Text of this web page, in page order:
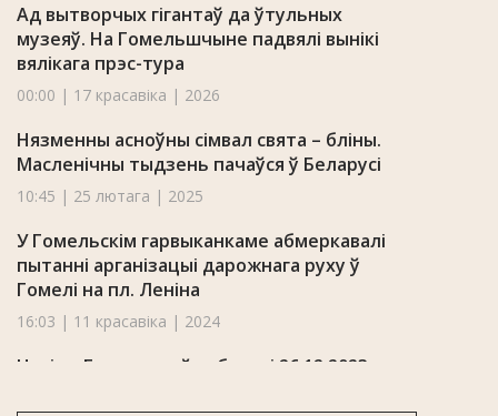
Ад вытворчых гігантаў да ўтульных
музеяў. На Гомельшчыне падвялі вынікі
вялікага прэс-тура
00:00 | 17 красавіка | 2026
Нязменны асноўны сімвал свята – бліны.
Масленічны тыдзень пачаўся ў Беларусі
10:45 | 25 лютага | 2025
У Гомельскім гарвыканкаме абмеркавалі
пытанні арганізацыі дарожнага руху ў
Гомелі на пл. Леніна
16:03 | 11 красавіка | 2024
Навіны Гомельскай вобласці 26.12.2023